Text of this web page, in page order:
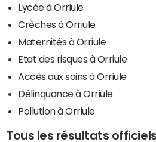
Lycée à Orriule
Crèches à Orriule
Maternités à Orriule
Etat des risques à Orriule
Accès aux soins à Orriule
Délinquance à Orriule
Pollution à Orriule
Tous les résultats